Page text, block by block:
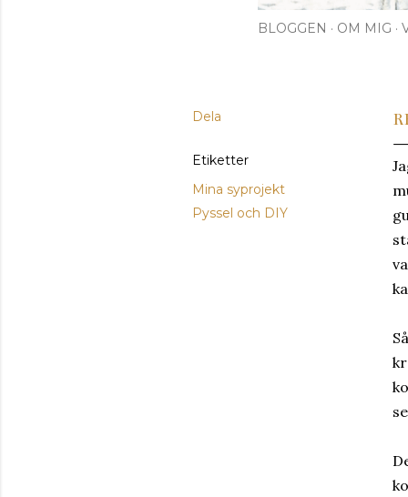
BLOGGEN OM MIG
Dela
Etiketter
Mina syprojekt
Pyssel och DIY